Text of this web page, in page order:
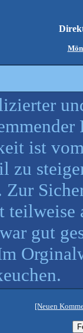
ist
zu
teilweise
gut
[Neuen